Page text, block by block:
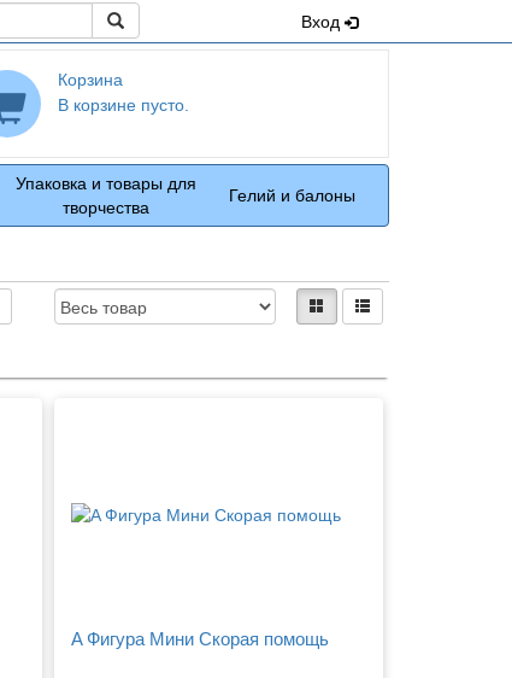
Вход
Корзина
В корзине пусто.
Упаковка и товары для
творчества
Гелий и балоны
Доступность: Вид:плиткамирядами
A Фигура Мини Скорая помощь